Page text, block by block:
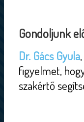
Gondoljunk
Dr. Gács Gyula
figyelmet,
szakértő